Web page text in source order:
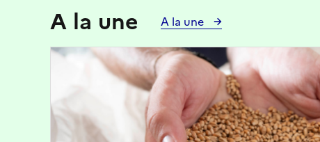
A la une A la une
Image